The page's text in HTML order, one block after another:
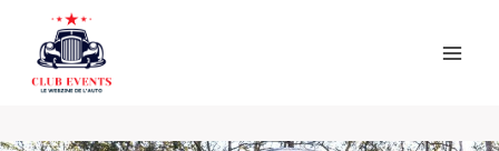
content